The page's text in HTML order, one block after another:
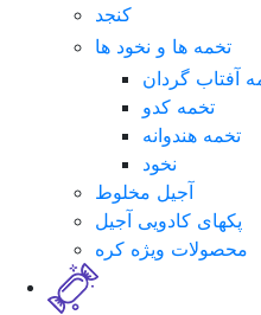
کنجد
تخمه ها و نخود ها
آفتاب گردان
تخمه کدو
تخمه هندوانه
نخود
آجیل مخلوط
پکهای کادویی آجیل
محصولات ویژه کره
لطفا
برای
ورود
فرم